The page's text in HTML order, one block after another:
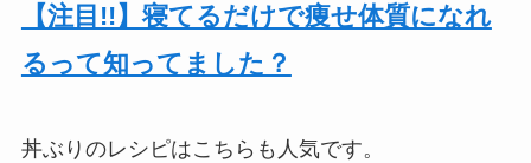
【注目!!】寝てるだけで痩せ体質になれ
るって知ってました？
丼ぶりのレシピはこちらも人気です。